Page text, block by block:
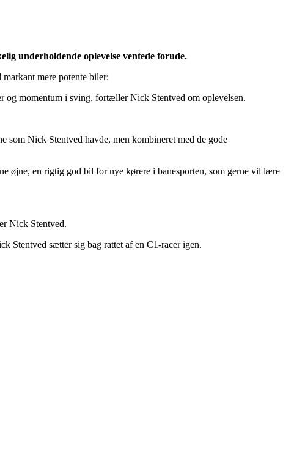
underholdende oplevelse ventede forude.
mere potente biler:
og momentum i sving, fortæller Nick Stentved om oplevelsen.
som Nick Stentved havde, men kombineret med de gode
øjne, en rigtig god bil for nye kørere i banesporten, som gerne vil lære
Nick Stentved.
Stentved sætter sig bag rattet af en C1-racer igen.